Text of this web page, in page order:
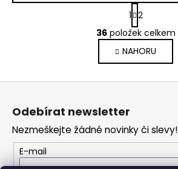
O
v
l
á
d
p
r
v
S
t
r
á
n
k
o
í
1 2
36položek celkem
NAHORU
Odebírat newsletter
Nezmeškejte žádné novinky či slevy!
E-mail